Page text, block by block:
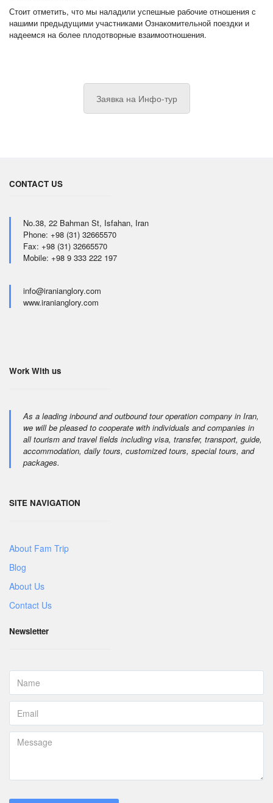
Стоит отметить, что мы наладили успешные рабочие отношения с
нашими предыдущими участниками Ознакомительной поездки и
надеемся на более плодотворные взаимоотношения.
Заявка на Инфо-тур
CONTACT US
No.38, 22 Bahman St, Isfahan, Iran
Phone: +98 (31) 32665570
Fax: +98 (31) 32665570
Mobile: +98 9 333 222 197
info@iranianglory.com
www.iranianglory.com
Work With us
As a leading inbound and outbound tour operation company in Iran,
we will be pleased to cooperate with individuals and companies in
all tourism and travel fields including visa, transfer, transport, guide,
accommodation, daily tours, customized tours, special tours, and
packages.
SITE NAVIGATION
About Fam Trip
Blog
About Us
Contact Us
Newsletter